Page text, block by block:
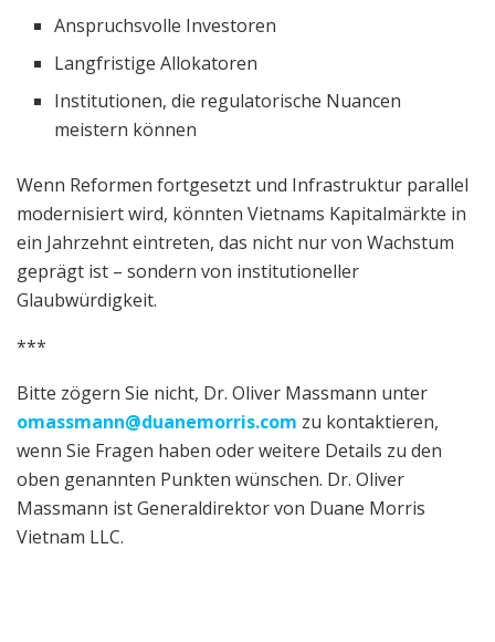
Anspruchsvolle Investoren
Langfristige Allokatoren
Institutionen, die regulatorische Nuancen
meistern können
Wenn Reformen fortgesetzt und Infrastruktur parallel
modernisiert wird, könnten Vietnams Kapitalmärkte in
ein Jahrzehnt eintreten, das nicht nur von Wachstum
geprägt ist – sondern von institutioneller
Glaubwürdigkeit.
***
Bitte zögern Sie nicht, Dr. Oliver Massmann unter
omassmann@duanemorris.com zu kontaktieren,
wenn Sie Fragen haben oder weitere Details zu den
oben genannten Punkten wünschen. Dr. Oliver
Massmann ist Generaldirektor von Duane Morris
Vietnam LLC.